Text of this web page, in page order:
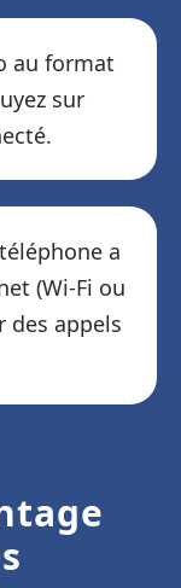
au format
sur
a
(Wi-Fi ou
des appels